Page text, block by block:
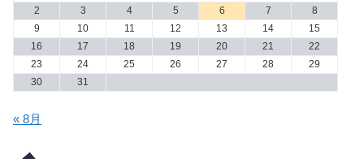
2
3 4 5 6 7
8
9
10 11 12 13 14
15
16
17 18 19 20 21
22
23
24 25 26 27 28
29
30
31
« 8月